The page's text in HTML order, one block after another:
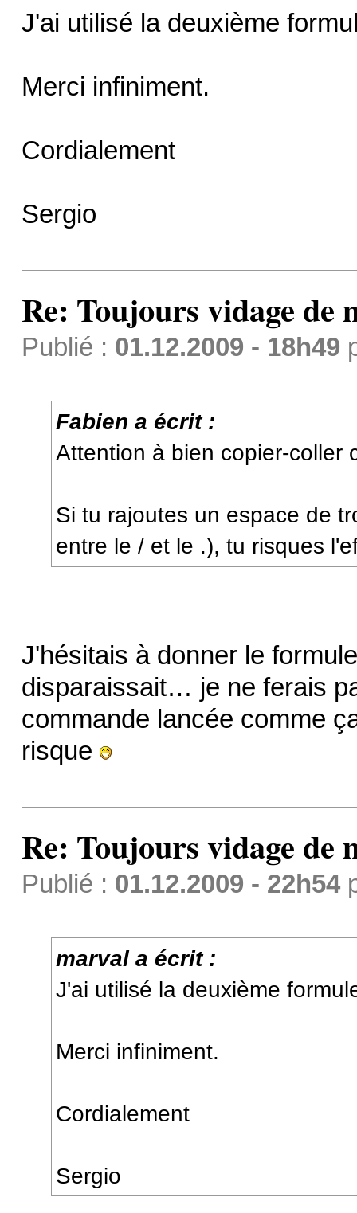
J'ai utilisé la deuxième
Merci infiniment.
Cordialement
Sergio
Re: Toujours vidage de
Publié : 01.12.2009 - 18h49
Fabien a écrit :
Attention à bien copier-coller
Si tu rajoutes un espace de
entre le / et le .), tu risques
J'hésitais à donner le
disparaissait… je ne ferais
commande lancée comme
risque
Re: Toujours vidage de
Publié : 01.12.2009 - 22h54
marval a écrit :
J'ai utilisé la deuxième
Merci infiniment.
Cordialement
Sergio